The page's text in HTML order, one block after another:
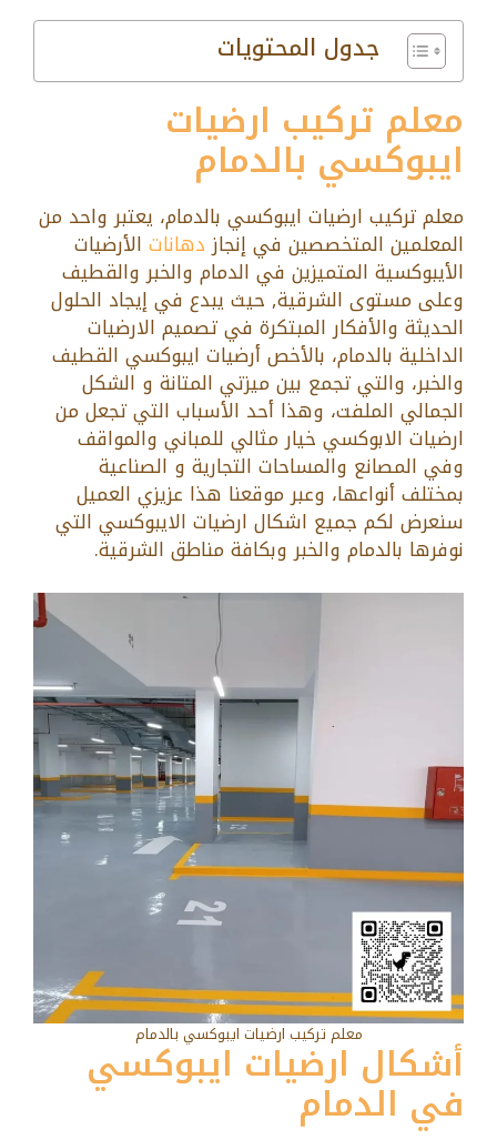
جدول المحتويات
معلم تركيب ارضيات
ايبوكسي بالدمام
معلم تركيب ارضيات ايبوكسي بالدمام، يعتبر واحد من
المعلمين المتخصصين في إنجاز دهانات الأرضيات
الأيبوكسية المتميزين في الدمام والخبر والقطيف
وعلى مستوى الشرقية, حيث يبدع في إيجاد الحلول
الحديثة والأفكار المبتكرة في تصميم الارضيات
الداخلية بالدمام، بالأخص أرضيات ايبوكسي القطيف
والخبر، والتي تجمع بين ميزتي المتانة و الشكل
الجمالي الملفت، وهذا أحد الأسباب التي تجعل من
ارضيات الابوكسي خيار مثالي للمباني والمواقف
وفي المصانع والمساحات التجارية و الصناعية
بمختلف أنواعها، وعبر موقعنا هذا عزيزي العميل
سنعرض لكم جميع اشكال ارضيات الايبوكسي التي
نوفرها بالدمام والخبر وبكافة مناطق الشرقية.
معلم تركيب ارضيات ايبوكسي بالدمام
أشكال ارضيات ايبوكسي
في الدمام